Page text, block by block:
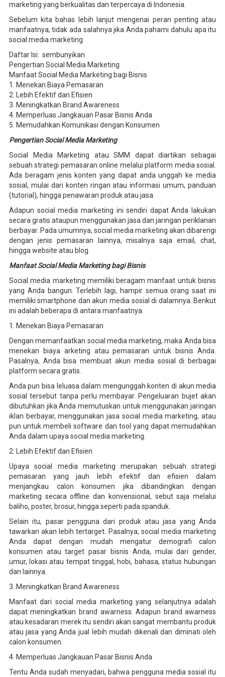
marketing yang berkualitas dan terpercaya di Indonesia.
Sebelum kita bahas lebih lanjut mengenai peran penting atau
manfaatnya, tidak ada salahnya jika Anda pahami dahulu apa itu
social media marketing.
Daftar Isi: sembunyikan
Pengertian Social Media Marketing
Manfaat Social Media Marketing bagi Bisnis
1. Menekan Biaya Pemasaran
2. Lebih Efektif dan Efisien
3. Meningkatkan Brand Awareness
4. Memperluas Jangkauan Pasar Bisnis Anda
5. Memudahkan Komunikasi dengan Konsumen
Pengertian Social Media Marketing
Social Media Marketing atau SMM dapat diartikan sebagai
sebuah strategi pemasaran online melalui platform media sosial.
Ada beragam jenis konten yang dapat anda unggah ke media
sosial, mulai dari konten ringan atau informasi umum, panduan
(tutorial), hingga penawaran produk atau jasa.
Adapun social media marketing ini sendiri dapat Anda lakukan
secara gratis ataupun menggunakan jasa dan jaringan periklanan
berbayar. Pada umumnya, social media marketing akan dibarengi
dengan jenis pemasaran lainnya, misalnya saja email, chat,
hingga website atau blog.
Manfaat Social Media Marketing bagi Bisnis
Social media marketing memiliki beragam manfaat untuk bisnis
yang Anda bangun. Terlebih lagi, hampir semua orang saat ini
memiliki smartphone dan akun media sosial di dalamnya. Berikut
ini adalah beberapa di antara manfaatnya.
1. Menekan Biaya Pemasaran
Dengan memanfaatkan social media marketing, maka Anda bisa
menekan biaya arketing atau pemasaran untuk bisnis Anda.
Pasalnya, Anda bisa membuat akun media sosial di berbagai
platform secara gratis.
Anda pun bisa leluasa dalam mengunggah konten di akun media
sosial tersebut tanpa perlu membayar. Pengeluaran bujet akan
dibutuhkan jika Anda memutuskan untuk menggunakan jaringan
iklan berbayar, menggunakan jasa social media marketing, atau
pun untuk membeli software dan tool yang dapat memudahkan
Anda dalam upaya social media marketing.
2. Lebih Efektif dan Efisien
Upaya social media marketing merupakan sebuah strategi
pemasaran yang jauh lebih efektif dan efisien dalam
menjangkau calon konsumen jika dibandingkan dengan
marketing secara offline dan konvensional, sebut saja melalui
baliho, poster, brosur, hingga seperti pada spanduk.
Selain itu, pasar pengguna dari produk atau jasa yang Anda
tawarkan akan lebih tertarget. Pasalnya, social media marketing
Anda dapat dengan mudah mengatur demografi calon
konsumen atau target pasar bisnis Anda, mulai dari gender,
umur, lokasi atau tempat tinggal, hobi, bahasa, status hubungan
dan lainnya.
3. Meningkatkan Brand Awareness
Manfaat dari social media marketing yang selanjutnya adalah
dapat meningkatkan brand awarness. Adapun brand awarness
atau kesadaran merek itu sendiri akan sangat membantu produk
atau jasa yang Anda jual lebih mudah dikenali dan diminati oleh
calon konsumen.
4. Memperluas Jangkauan Pasar Bisnis Anda
Tentu Anda sudah menyadari, bahwa pengguna media sosial itu